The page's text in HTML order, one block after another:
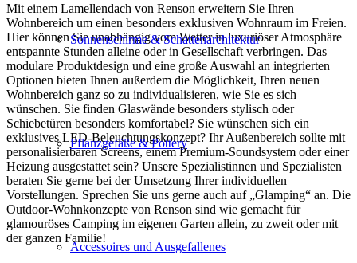
Sonnenschirme & Schattenarchitektur
Pflanzgefäße & Pottery
Accessoires und Ausgefallenes
Mit einem Lamellendach von Renson erweitern Sie Ihren
Wohnbereich um einen besonders exklusiven Wohnraum im Freien.
Hier können Sie unabhängig vom Wetter in luxuriöser Atmosphäre
entspannte Stunden alleine oder in Gesellschaft verbringen. Das
modulare Produktdesign und eine große Auswahl an integrierten
Optionen bieten Ihnen außerdem die Möglichkeit, Ihren neuen
Wohnbereich ganz so zu individualisieren, wie Sie es sich
wünschen. Sie finden Glaswände besonders stylisch oder
Schiebetüren besonders komfortabel? Sie wünschen sich ein
exklusives LED-Beleuchtungskonzept? Ihr Außenbereich sollte mit
personalisierbaren Screens, einem Premium-Soundsystem oder einer
Heizung ausgestattet sein? Unsere Spezialistinnen und Spezialisten
beraten Sie gerne bei der Umsetzung Ihrer individuellen
Vorstellungen. Sprechen Sie uns gerne auch auf „Glamping“ an. Die
Outdoor-Wohnkonzepte von Renson sind wie gemacht für
glamouröses Camping im eigenen Garten allein, zu zweit oder mit
der ganzen Familie!